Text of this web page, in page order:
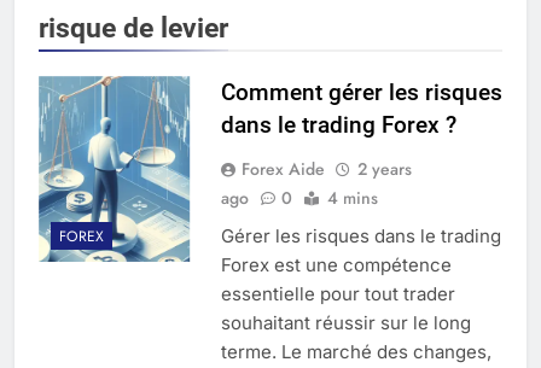
risque de levier
FOREX
Comment gérer les risques
dans le trading Forex ?
Forex Aide
2 years
ago
0 4 mins
Gérer les risques dans le trading
Forex est une compétence
essentielle pour tout trader
souhaitant réussir sur le long
terme. Le marché des changes,